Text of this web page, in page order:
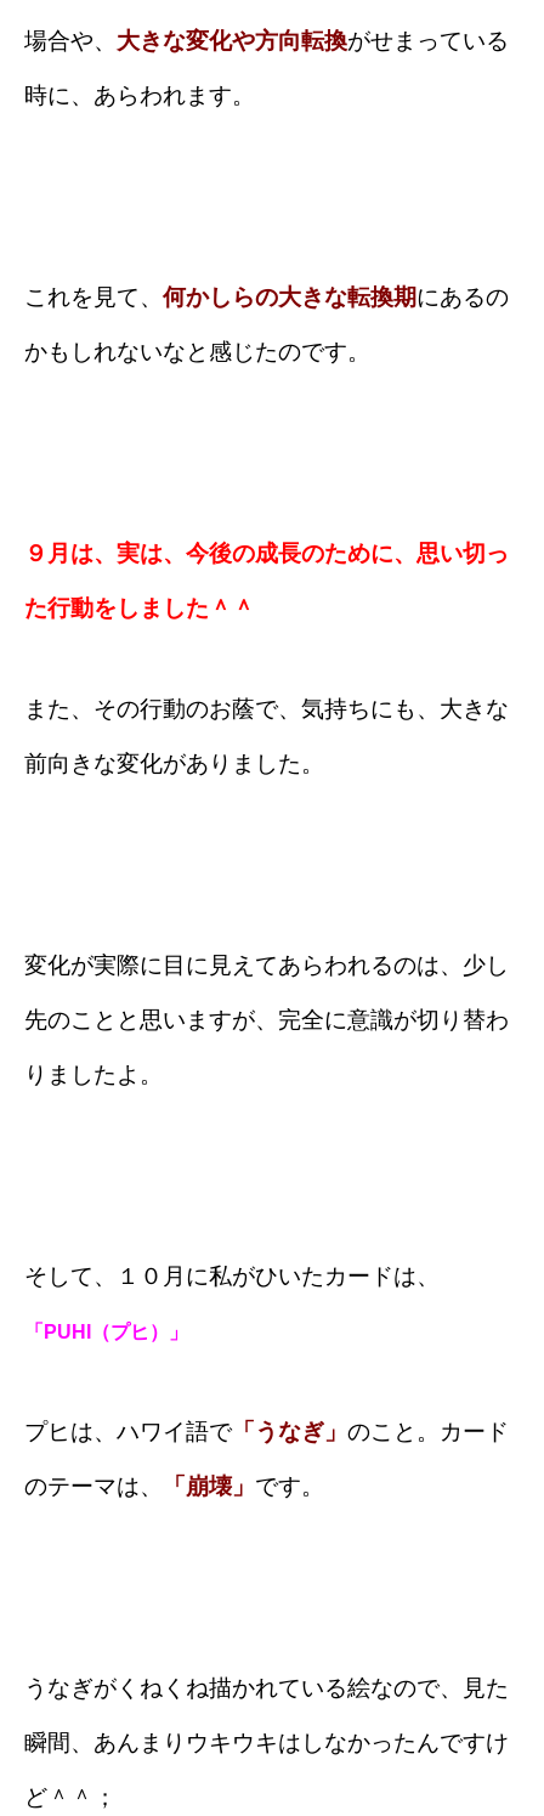
場合や、 大きな変化や方向転換がせまっている
時に、あらわれます。
これを見て、 何かしらの大きな転換期にあるの
かもしれないなと感じたのです。
９月は、実は、今後の成長のために、思い切っ
た行動をしました＾＾
また、その行動のお蔭で、気持ちにも、大きな
前向きな変化がありました。
変化が実際に目に見えてあらわれるのは、少し
先のことと思いますが、完全に意識が切り替わ
りましたよ。
そして、１０月に私がひいたカードは、
「PUHI（プヒ）」
プヒは、ハワイ語で 「うなぎ」 のこと。カード
のテーマは、 「崩壊」 です。
うなぎがくねくね描かれている絵なので、見た
瞬間、あんまりウキウキはしなかったんですけ
ど＾＾；